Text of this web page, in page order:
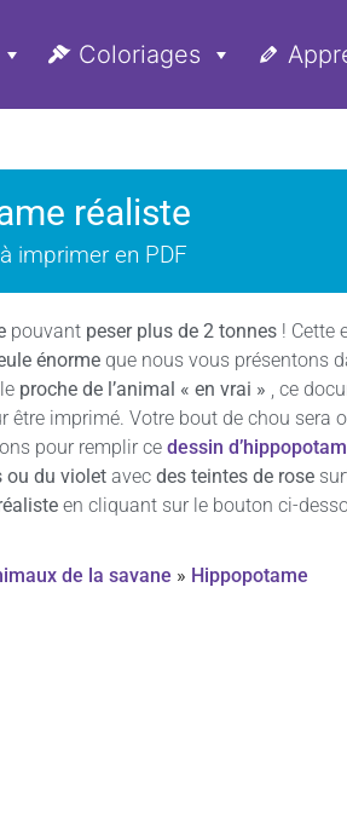
Coloriages
réaliste
imprimer en PDF
pouvant peser plus de 2 tonnes ! Cette
énorme que nous vous présentons
proche de l’animal « en vrai » , ce
imprimé. Votre bout de chou sera
pour remplir ce dessin
ou du violet avec des teintes de rose
en cliquant sur le bouton ci-
de la savane » Hippopotame